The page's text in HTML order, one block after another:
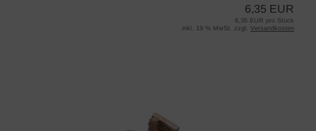
6,35 EUR
6,35 EUR pro Stück
inkl. 19 % MwSt. zzgl. Versandkosten